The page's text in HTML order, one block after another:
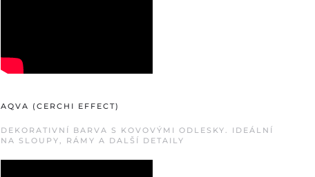
AQVA (CERCHI EFFECT)
DEKORATIVNÍ BARVA S KOVOVÝMI ODLESKY. IDEÁLNÍ
NA SLOUPY, RÁMY A DALŠÍ DETAILY